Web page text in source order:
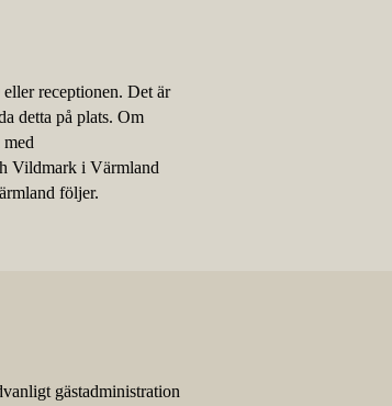
receptionen. Det är
detta på plats. Om
Vildmark i Värmland
följer.
gästadministration